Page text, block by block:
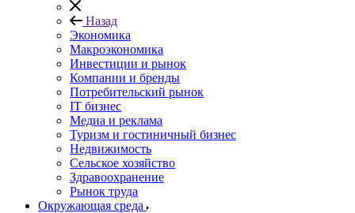
Назад
Экономика
Макроэкономика
Инвестиции и рынок
Компании и бренды
Потребительский рынок
IT бизнес
Медиа и реклама
Туризм и гостиничный бизнес
Недвижимость
Сельское хозяйство
Здравоохранение
Рынок труда
Окружающая среда